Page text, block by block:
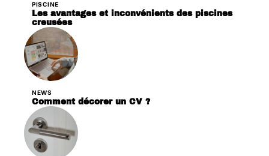
PISCINE
Les avantages et inconvénients des piscines
creusées
NEWS
Comment décorer un CV ?